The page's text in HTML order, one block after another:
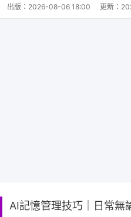
出版： 2026-08-06 18:00 更新：
AI記憶管理技巧｜日常無